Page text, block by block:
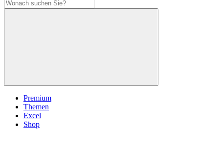
Premium
Themen
Excel
Shop